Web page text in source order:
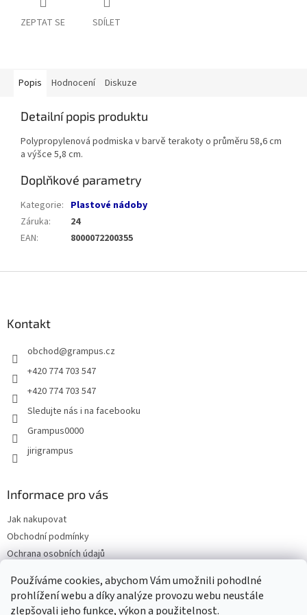
Používáme cookies, abychom Vám umožnili pohodlné
prohlížení webu a díky analýze provozu webu neustále
zlepšovali jeho funkce, výkon a použitelnost.
ZEPTAT SE SDÍLET
Popis Hodnocení Diskuze
Detailní popis produktu
Polypropylenová podmiska v barvě terakoty o průměru 58,6 cm
a výšce 5,8 cm.
Doplňkové parametry
Kategorie: Plastové nádoby
Záruka:
24
EAN: 8000072200355
Kontakt
obchod@grampus.cz
+420 774 703 547
+420 774 703 547
Sledujte nás i na facebooku
Grampus0000
jirigrampus
Informace pro vás
Jak nakupovat
Obchodní podmínky
Ochrana osobních údajů
Doprava a platba